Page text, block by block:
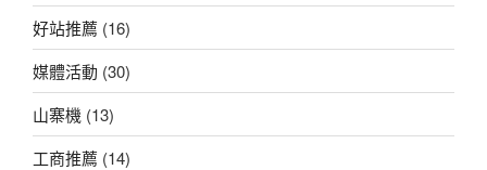
好站推薦 (16)
媒體活動 (30)
山寨機 (13)
工商推薦 (14)